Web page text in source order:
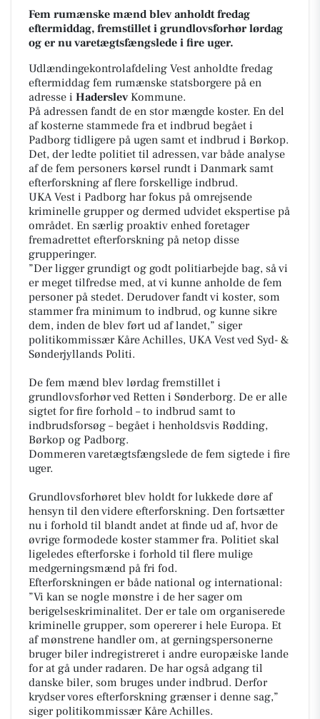
Fem rumænske mænd blev anholdt fredag
eftermiddag, fremstillet i grundlovsforhør lørdag
og er nu varetægtsfængslede i fire uger.
Udlændingekontrolafdeling Vest anholdte fredag
eftermiddag fem rumænske statsborgere på en
adresse i HaderslevKommune.
På adressen fandt de en stor mængde koster. En del
af kosterne stammede fra et indbrud begået i
Padborg tidligere på ugen samt et indbrud i Børkop.
Det, der ledte politiet til adressen, var både analyse
af de fem personers kørsel rundt i Danmark samt
efterforskning af flere forskellige indbrud.
UKA Vest i Padborg har fokus på omrejsende
kriminelle grupper og dermed udvidet ekspertise på
området. En særlig proaktiv enhed foretager
fremadrettet efterforskning på netop disse
grupperinger.
”Der ligger grundigt og godt politiarbejde bag, så vi
er meget tilfredse med, at vi kunne anholde de fem
personer på stedet. Derudover fandt vi koster, som
stammer fra minimum to indbrud, og kunne sikre
dem, inden de blev ført ud af landet,” siger
politikommissær Kåre Achilles, UKA Vest ved Syd- &
Sønderjyllands Politi.
De fem mænd blev lørdag fremstillet i
grundlovsforhør ved Retten i Sønderborg. De er alle
sigtet for fire forhold – to indbrud samt to
indbrudsforsøg – begået i henholdsvis Rødding,
Børkop og Padborg.
Dommeren varetægtsfængslede de fem sigtede i fire
uger.
Grundlovsforhøret blev holdt for lukkede døre af
hensyn til den videre efterforskning. Den fortsætter
nu i forhold til blandt andet at finde ud af, hvor de
øvrige formodede koster stammer fra. Politiet skal
ligeledes efterforske i forhold til flere mulige
medgerningsmænd på fri fod.
Efterforskningen er både national og international:
”Vi kan se nogle mønstre i de her sager om
berigelseskriminalitet. Der er tale om organiserede
kriminelle grupper, som opererer i hele Europa. Et
af mønstrene handler om, at gerningspersonerne
bruger biler indregistreret i andre europæiske lande
for at gå under radaren. De har også adgang til
danske biler, som bruges under indbrud. Derfor
krydser vores efterforskning grænser i denne sag,”
siger politikommissær Kåre Achilles.